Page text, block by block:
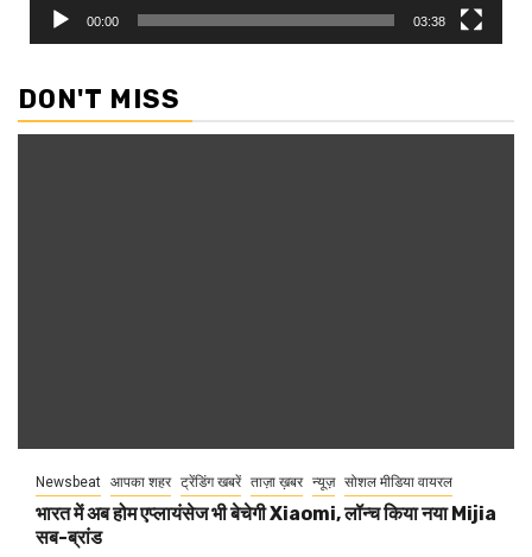
00:00 03:38
DON'T MISS
Newsbeat आपका शहर ट्रेंडिंग खबरें ताज़ा ख़बर न्यूज़ सोशल मीडिया वायरल
भारत में अब होम एप्लायंसेज भी बेचेगी Xiaomi, लॉन्च किया नया Mijia
सब-ब्रांड